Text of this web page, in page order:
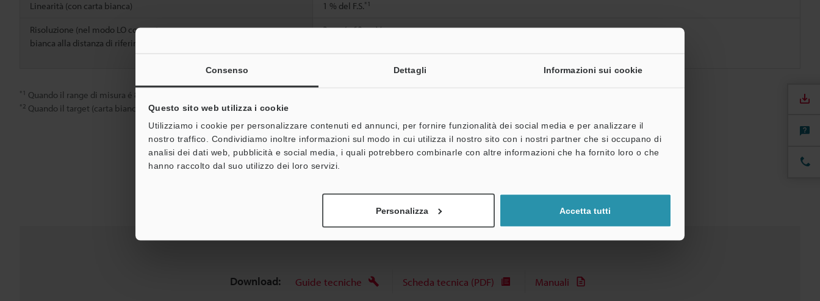
Consenso Dettagli Informazioni sui cookie
Questo sito web utilizza i cookie
Utilizziamo i cookie per personalizzare contenuti ed annunci, per fornire funzionalità dei social media e per analizzare il
nostro traffico. Condividiamo inoltre informazioni sul modo in cui utilizza il nostro sito con i nostri partner che si occupano di
analisi dei dati web, pubblicità e social media, i quali potrebbero combinarle con altre informazioni che ha fornito loro o che
hanno raccolto dal suo utilizzo dei loro servizi.
Personalizza Accetta tutti
Linearità (con carta bianca) 1 % del F.S.*1
Risoluzione (nel modo LO con carta
bianca alla distanza di riferimento.)
2 µm (a 60 ms)/
*1 Quando il range di misura é 80 mm (LB-12W: 20 mm). Target: carta bianca opaca
*2 Quando il target (carta bianca) viene misurato ad una distanza di 100 mm (LB-12W: 40 mm) dalla parte della testina che emette il laser.
Scheda tecnica (PDF)
Download: Guide tecniche Scheda tecnica (PDF) Manuali